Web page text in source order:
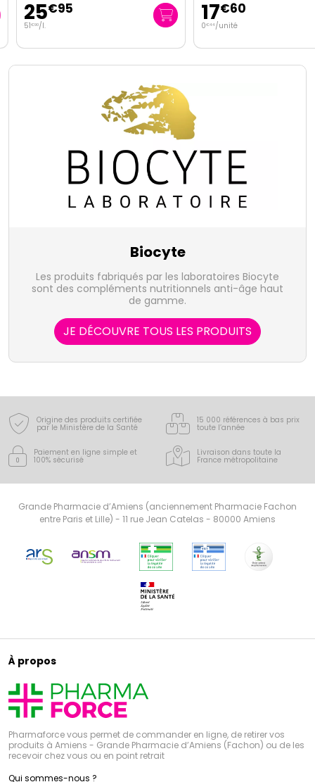
25€95
51€90/l. 17€60
€44/unité
Biocyte
Les produits fabriqués par les laboratoires Biocyte
sont des compléments nutritionnels anti-âge haut
de gamme.
JE DÉCOUVRE TOUS LES PRODUITS
Origine des produits certifiée
par le Ministère de la Santé
15 000 références à bas prix
toute l’année
Paiement en ligne simple et
100% sécurisé
Livraison dans toute la
France métropolitaine
Grande Pharmacie d’Amiens (anciennement Pharmacie Fachon
entre Paris et Lille) - 11 rue Jean Catelas - 80000 Amiens
À propos
Pharmaforce vous permet de commander en ligne, de retirer vos
produits à Amiens - Grande Pharmacie d’Amiens (Fachon) ou de les
recevoir chez vous ou en point retrait
Qui sommes-nous ?